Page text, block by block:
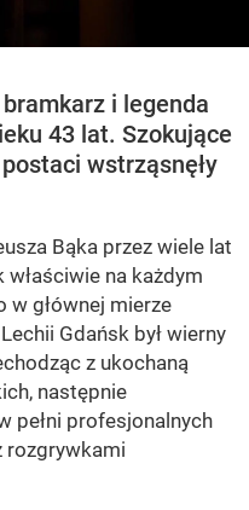
i legenda
43 lat. Szokujące
wstrząsnęły
Bąka przez wiele lat
na każdym
w głównej mierze
Gdańsk był wierny
z ukochaną
następnie
pełni profesjonalnych
rozgrywkami